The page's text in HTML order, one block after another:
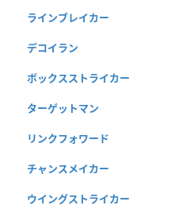
ラインブレイカー
デコイラン
ボックスストライカー
ターゲットマン
リンクフォワード
チャンスメイカー
ウイングストライカー